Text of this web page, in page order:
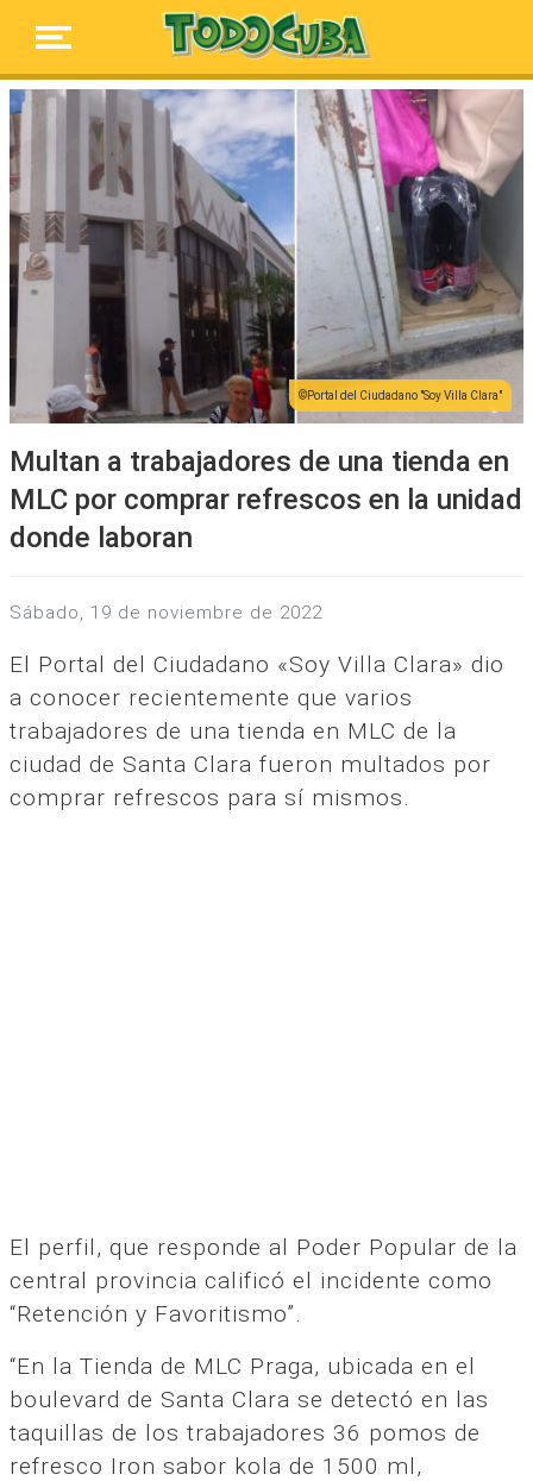
Portal del Ciudadano "Soy Villa Clara"
Multan a trabajadores de una tienda en
MLC por comprar refrescos en la unidad
donde laboran
sábado, 19 de noviembre de 2022
El Portal del Ciudadano «Soy Villa Clara» dio
a conocer recientemente que varios
trabajadores de una tienda en MLC de la
ciudad de Santa Clara fueron multados por
comprar refrescos para sí mismos.
El perfil, que responde al Poder Popular de la
central provincia calificó el incidente como
“Retención y Favoritismo”.
“En la Tienda de MLC Praga, ubicada en el
boulevard de Santa Clara se detectó en las
taquillas de los trabajadores 36 pomos de
refresco Iron sabor kola de 1500 ml,